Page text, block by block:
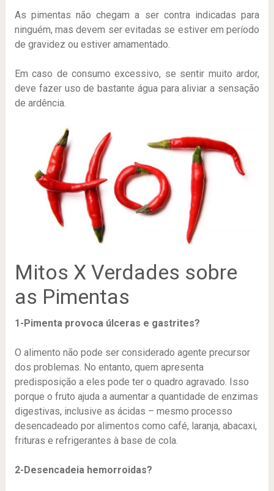
As pimentas não chegam a ser contra indicadas para
ninguém, mas devem ser evitadas se estiver em período
de gravidez ou estiver amamentado.
Em caso de consumo excessivo, se sentir muito ardor,
deve fazer uso de bastante água para aliviar a sensação
de ardência.
Mitos X Verdades sobre
as Pimentas
1-Pimenta provoca úlceras e gastrites?
O alimento não pode ser considerado agente precursor
dos problemas. No entanto, quem apresenta
predisposição a eles pode ter o quadro agravado. Isso
porque o fruto ajuda a aumentar a quantidade de enzimas
digestivas, inclusive as ácidas – mesmo processo
desencadeado por alimentos como café, laranja, abacaxi,
frituras e refrigerantes à base de cola.
2-Desencadeia hemorroidas?